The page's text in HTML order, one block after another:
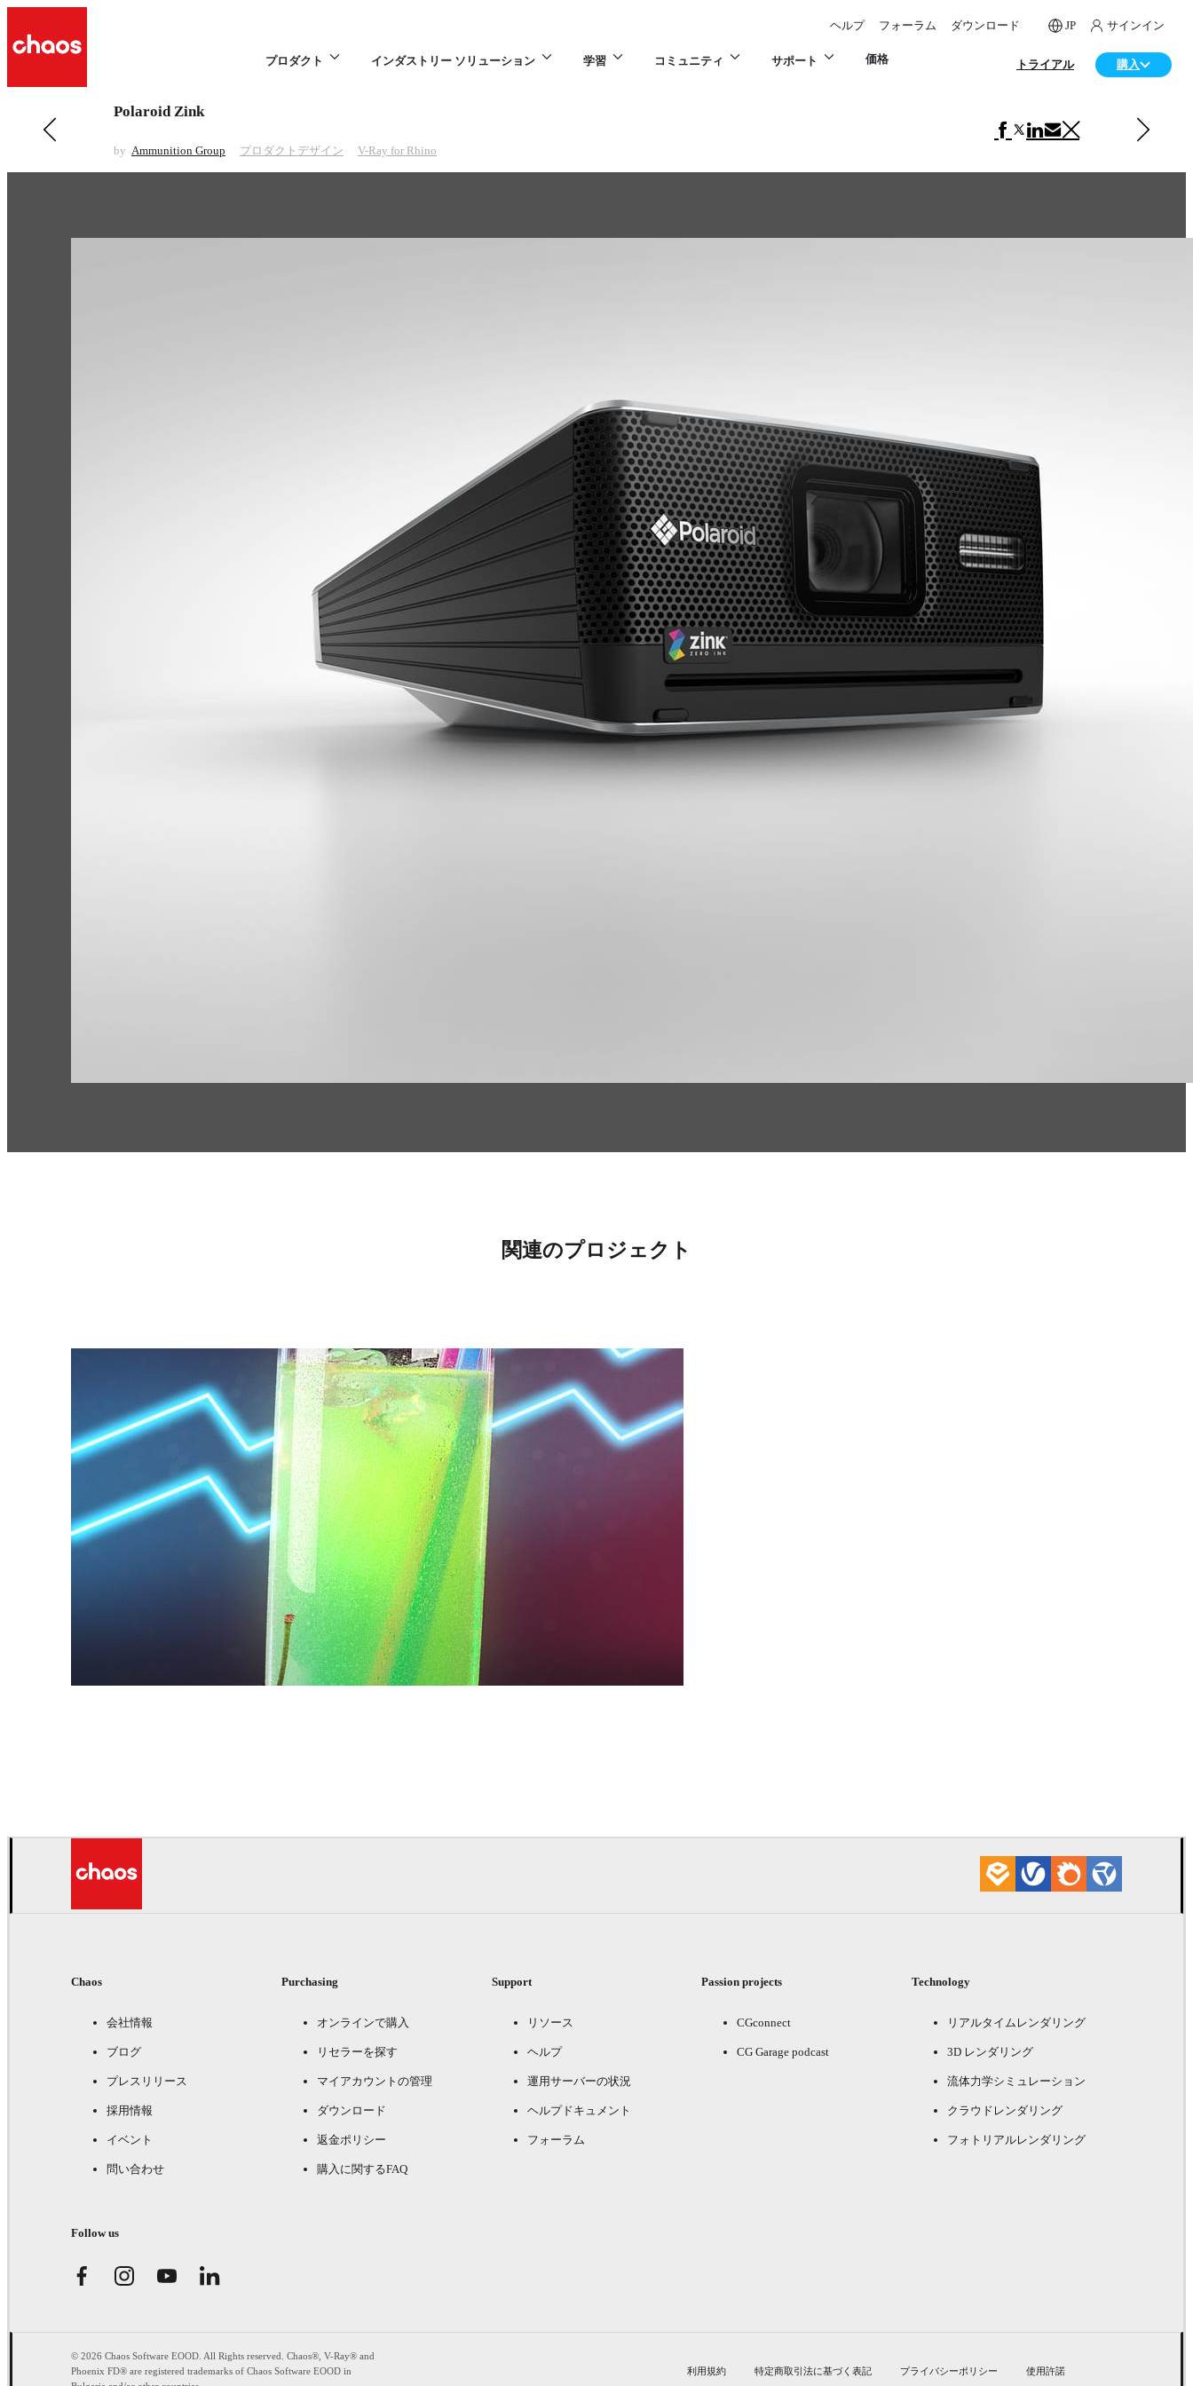
ヘルプ フォーラム ダウンロード JP サインイン
プロダクト インダストリー ソリューション 学習 コミュニティ サポート 価格 トライアル 購入
前の プロダクトデザイン 項目
Polaroid Zink
by Ammunition Group プロダクトデザイン V-Ray for Rhino
Bell & Ross Heritage
関連のプロジェクト
Chaos
会社情報
ブログ
プレスリリース
採用情報
イベント
問い合わせ
Purchasing
オンラインで購入
リセラーを探す
マイアカウントの管理
ダウンロード
返金ポリシー
購入に関するFAQ
Support
リソース
ヘルプ
運用サーバーの状況
ヘルプドキュメント
フォーラム
Passion projects
CGconnect
CG Garage podcast
Technology
リアルタイムレンダリング
3D レンダリング
流体力学シミュレーション
クラウドレンダリング
フォトリアルレンダリング
Follow us
© 2026 Chaos Software EOOD. All Rights reserved. Chaos®, V-Ray® and
Phoenix FD® are registered trademarks of Chaos Software EOOD in
利用規約 特定商取引法に基づく表記 プライバシーポリシー 使用許諾